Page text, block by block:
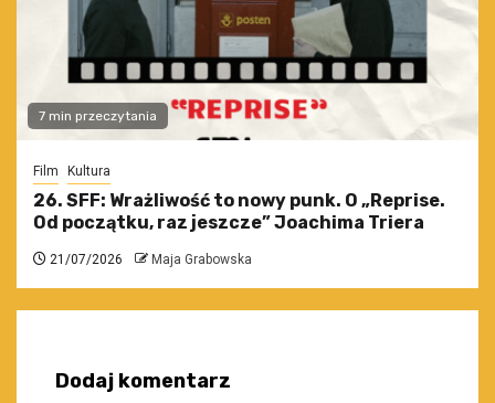
7 min przeczytania
Film Kultura
26. SFF: Wrażliwość to nowy punk. O „Reprise.
Od początku, raz jeszcze” Joachima Triera
21/07/2026 Maja Grabowska
Dodaj komentarz